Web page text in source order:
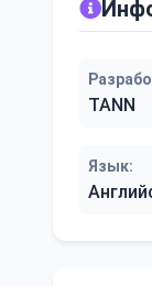
TANN
Язык: